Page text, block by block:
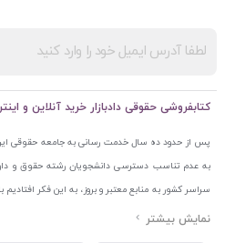
کتابفروشی حقوقی دادبازار خرید آنلاین و
پس از حدود ده سال خدمت رسانی به جامعه حقوقی
به عدم تناسب دسترسی دانشجویان رشته حقوق و
سراسر کشور به منابع معتبر و بروز، به این فکر
ای اختبار خدمتی جدید به جامعه حقوقی ایران ارائه